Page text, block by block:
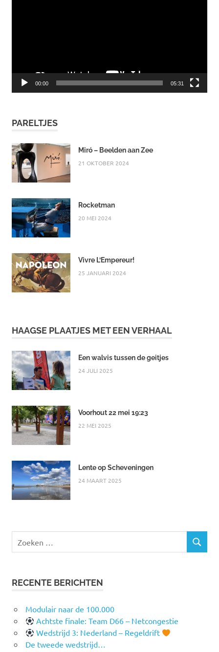
00:00 05:31
PARELTJES
Miró – Beelden aan Zee
21 OKTOBER 2024
Rocketman
20 MEI 2024
Vivre L’Empereur!
25 JANUARI 2024
HAAGSE PLAATJES MET EEN VERHAAL
Een walvis tussen de geitjes
24 JULI 2025
Voorhout 22 mei 19:23
22 MEI 2025
Lente op Scheveningen
24 MAART 2025
naar:
ZOEKEN
RECENTE BERICHTEN
Modulair naar de 100.000
Achtste finale: Team D66 – Netcongestie
Wedstrijd 3: Nederland – Regeldrift
De tweede wedstrijd…